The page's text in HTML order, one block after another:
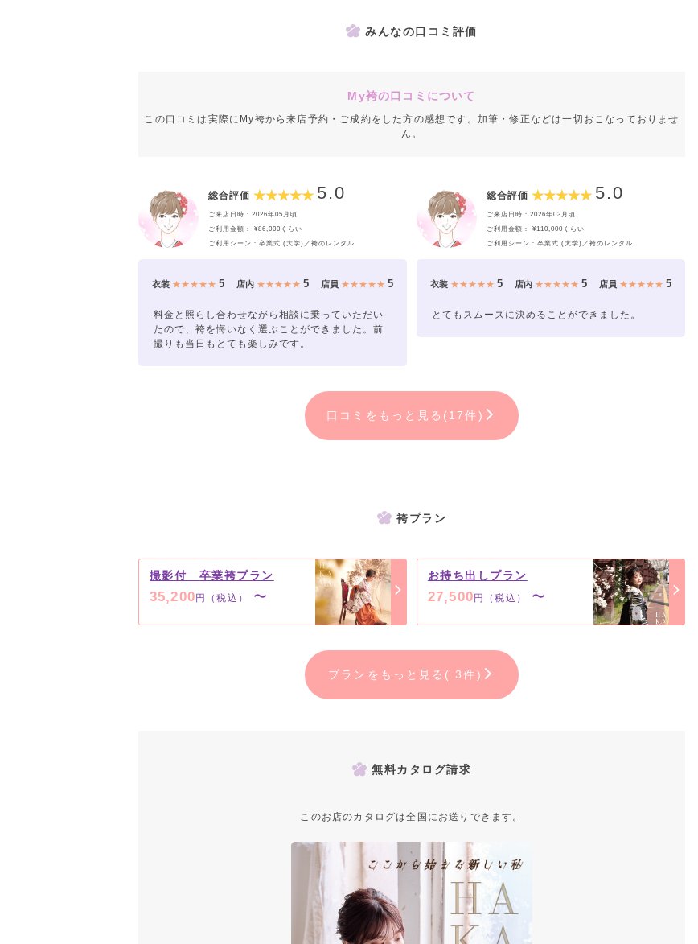
みんなの口コミ評価
My袴の口コミについて
この口コミは実際にMy袴から来店予約・ご成約をした方の感想です。加筆・修正などは一切おこなっておりませ
ん。
総合評価 5.0
ご来店日時：2026年05月頃
ご利用金額： ¥86,000くらい
ご利用シーン：卒業式 (大学)／袴のレンタル
衣装 ★★★★★5 店内 ★★★★★ 5 店員 ★★★★★ 5
料金と照らし合わせながら相談に乗っていただい
たので、袴を悔いなく選ぶことができました。前
撮りも当日もとても楽しみです。
総合評価 5.0
ご来店日時：2026年03月頃
ご利用金額： ¥110,000くらい
ご利用シーン：卒業式 (大学)／袴のレンタル
衣装 ★★★★★5 店内 ★★★★★ 5 店員 ★★★★★ 5
とてもスムーズに決めることができました。
口コミをもっと見る(17件)
袴プラン
撮影付 卒業袴プラン
35,200 円（税込） 〜
お持ち出しプラン
27,500 円（税込） 〜
プランをもっと見る( 3件)
無料カタログ請求
このお店のカタログは全国にお送りできます。